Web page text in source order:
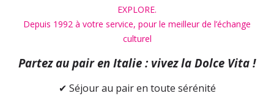
EXPLORE.
Depuis 1992 à votre service, pour le meilleur de l’échange
culturel
Partez au pair en Italie : vivez la Dolce Vita !
✔ Séjour au pair en toute sérénité